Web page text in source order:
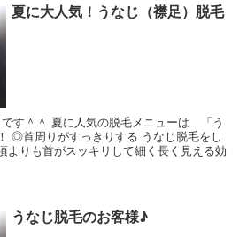
夏に大人気！うなじ（襟足）脱毛
す＾＾ 夏に人気の脱毛メニューは 「う
◎首周りがすっきりする うなじ脱毛をし
よりも首がスッキリして細く長く見える効
うなじ脱毛のお客様♪